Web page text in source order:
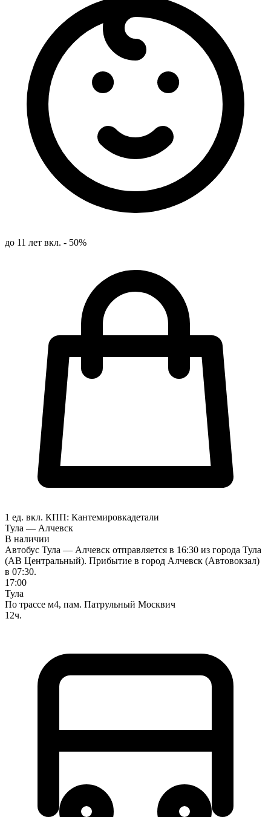
до 11 лет вкл. - 50%
1 ед. вкл. КПП: Кантемировкадетали
Тула — Алчевск
В наличии
Автобус Тула — Алчевск отправляется в 16:30 из города Тула
(АВ Центральный). Прибытие в город Алчевск (Автовокзал)
в 07:30.
17:00
Тула
По трассе м4, пам. Патрульный Москвич
12ч.